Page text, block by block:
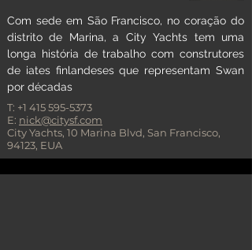
Com sede em São Francisco, no coração do
distrito de Marina, a City Yachts tem uma
longa história de trabalho com construtores
de iates finlandeses que representam Swan
por décadas
T: +1 415 595-5373
E: nick@citysf.com
City Yachts, 10 Marina Blvd, San Francisco,
94123, EUA